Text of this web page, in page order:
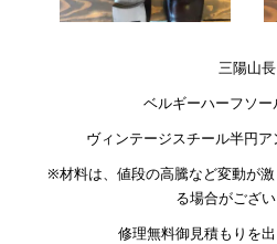
三陽山長
ベルギーハーフソ
ヴィンテージスチール半円
※材料は、値段の高騰など変動が
る場合がござい
修理無料御見積もりを